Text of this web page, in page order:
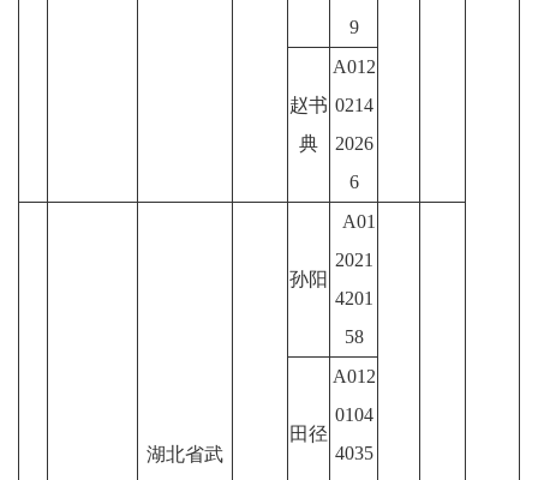
9
赵书
典
A012
0214
2026
6
湖北省武
孙阳
A01
2021
4201
58
田径
A012
0104
4035